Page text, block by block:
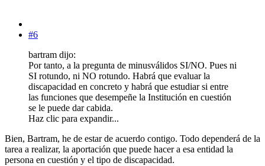
#6
bartram dijo:
Por tanto, a la pregunta de minusválidos SI/NO. Pues ni
SI rotundo, ni NO rotundo. Habrá que evaluar la
discapacidad en concreto y habrá que estudiar si entre
las funciones que desempeñe la Institución en cuestión
se le puede dar cabida.
Haz clic para expandir...
Bien, Bartram, he de estar de acuerdo contigo. Todo dependerá de la
tarea a realizar, la aportación que puede hacer a esa entidad la
persona en cuestión y el tipo de discapacidad.